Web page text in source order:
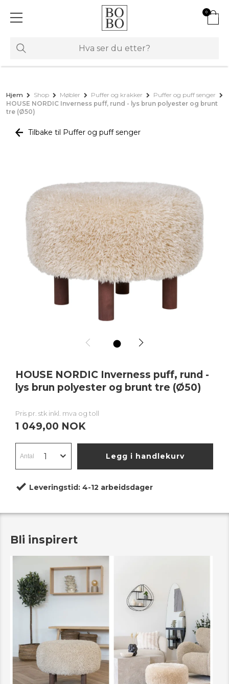
0
Hjem Shop Møbler Puffer og krakker
Puffer og puff senger
HOUSE NORDIC Inverness puff, rund - lys brun polyester og brunt
tre (Ø50)
Tilbake til Puffer og puff senger
HOUSE NORDIC Inverness puff, rund -
lys brun polyester og brunt tre (Ø50)
Pris pr. stk inkl. mva og toll
1 049,00 NOK
Legg i handlekurv
Leveringstid: 4-12 arbeidsdager
Bli inspirert